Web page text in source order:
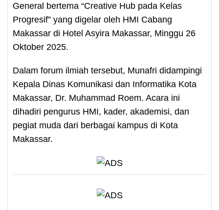
General bertema “Creative Hub pada Kelas
Progresif” yang digelar oleh HMI Cabang
Makassar di Hotel Asyira Makassar, Minggu 26
Oktober 2025.
Dalam forum ilmiah tersebut, Munafri didampingi
Kepala Dinas Komunikasi dan Informatika Kota
Makassar, Dr. Muhammad Roem. Acara ini
dihadiri pengurus HMI, kader, akademisi, dan
pegiat muda dari berbagai kampus di Kota
Makassar.